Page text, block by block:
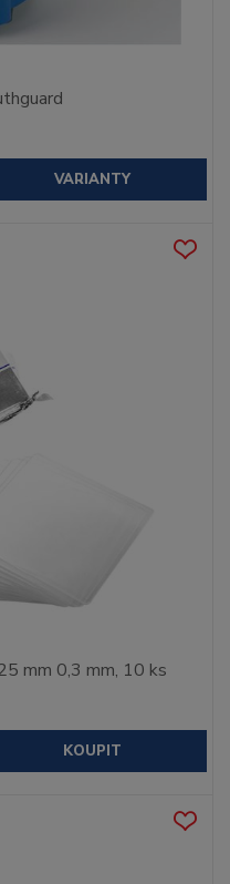
VARIANTY
mm 0,3 mm, 10 ks
KOUPIT